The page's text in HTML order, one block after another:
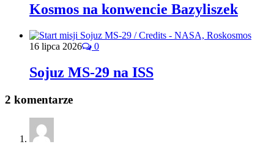
Kosmos na konwencie Bazyliszek
16 lipca 2026 0
Sojuz MS-29 na ISS
2 komentarze